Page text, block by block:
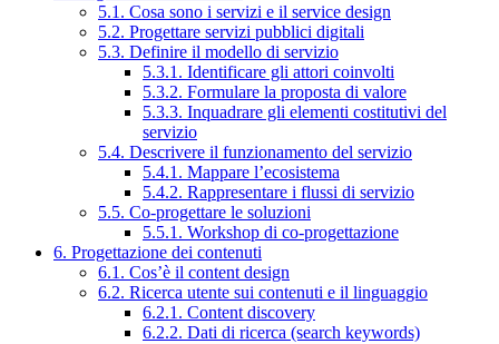
5.1. Cosa sono i servizi e il service design
5.2. Progettare servizi pubblici digitali
5.3. Definire il modello di servizio
5.3.1. Identificare gli attori coinvolti
5.3.2. Formulare la proposta di valore
5.3.3. Inquadrare gli elementi costitutivi del
servizio
5.4. Descrivere il funzionamento del servizio
5.4.1. Mappare l’ecosistema
5.4.2. Rappresentare i flussi di servizio
5.5. Co-progettare le soluzioni
5.5.1. Workshop di co-progettazione
6. Progettazione dei contenuti
6.1. Cos’è il content design
6.2. Ricerca utente sui contenuti e il linguaggio
6.2.1. Content discovery
6.2.2. Dati di ricerca (search keywords)